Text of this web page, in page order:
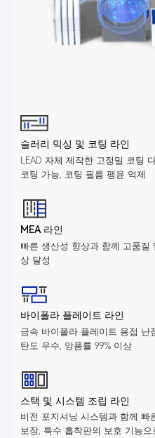
슬러리 믹싱 및 코팅 라인
LEAD 자체 제작한 고정밀 코팅
코팅 가능, 코팅 필름 팽윤 억제
MEA 라인
빠른 생산성 향상과 함께 고품질
상 달성
바이폴라 플레이트 라인
금속 바이폴라 플레이트 용접 난
탄도 우수, 앙품률 99% 이상
스택 및 시스템 조립 라인
비전 포지셔닝 시스템과 함께 빠
보장, 특수 흡착판의 보호 기능